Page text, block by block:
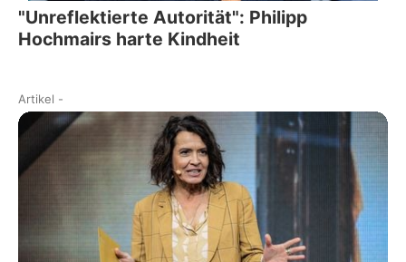
"Unreflektierte Autorität": Philipp
Hochmairs harte Kindheit
Artikel -